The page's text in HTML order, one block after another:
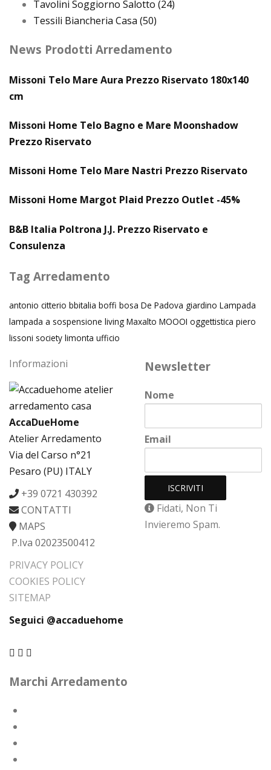
Tavolini Soggiorno Salotto (24)
Tessili Biancheria Casa (50)
News Prodotti Arredamento
Missoni Telo Mare Aura Prezzo Riservato 180x140
cm
Missoni Home Telo Bagno e Mare Moonshadow
Prezzo Riservato
Missoni Home Telo Mare Nastri Prezzo Riservato
Missoni Home Margot Plaid Prezzo Outlet -45%
B&B Italia Poltrona J.J. Prezzo Riservato e
Consulenza
Tag Arredamento
antonio citterio bbitalia boffi bosa De Padova giardino Lampada
lampada a sospensione living Maxalto MOOOI oggettistica piero
lissoni society limonta ufficio
Informazioni
AccaDueHome
Atelier Arredamento
Via del Carso n°21
Pesaro (PU) ITALY
+39 0721 430392
CONTATTI
MAPS
P.Iva 02023500412
PRIVACY POLICY
COOKIES POLICY
SITEMAP
Seguici @accaduehome
Newsletter
Nome
Email
Fidati, Non Ti
Invieremo Spam.
Marchi Arredamento